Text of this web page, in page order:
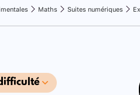
Maths Suites numériques